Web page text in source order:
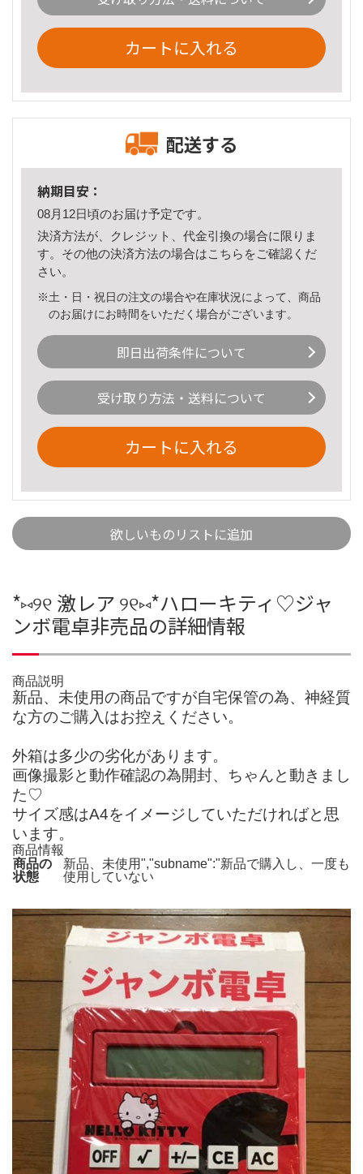
カートに入れる
配送する
納期目安：
08月12日頃のお届け予定です。
決済方法が、クレジット、代金引換の場合に限りま
す。その他の決済方法の場合はこちら をご確認くだ
さい。
※土・日・祝日の注文の場合や在庫状況によって、商品
のお届けにお時間をいただく場合がございます。
即日出荷条件について
受け取り方法・送料について
カートに入れる
欲しいものリストに追加
*⑅୨୧ 激レア ୨୧⑅*ハローキティ♡ジャ
ンボ電卓非売品の詳細情報
商品説明
新品、未使用の商品ですが自宅保管の為、神経質
な方のご購入はお控えください。
外箱は多少の劣化があります。
画像撮影と動作確認の為開封、ちゃんと動きまし
た♡
サイズ感はA4をイメージしていただければと思
います。
商品情報
商品の
状態
新品、未使用","subname":"新品で購入し、一度も
使用していない